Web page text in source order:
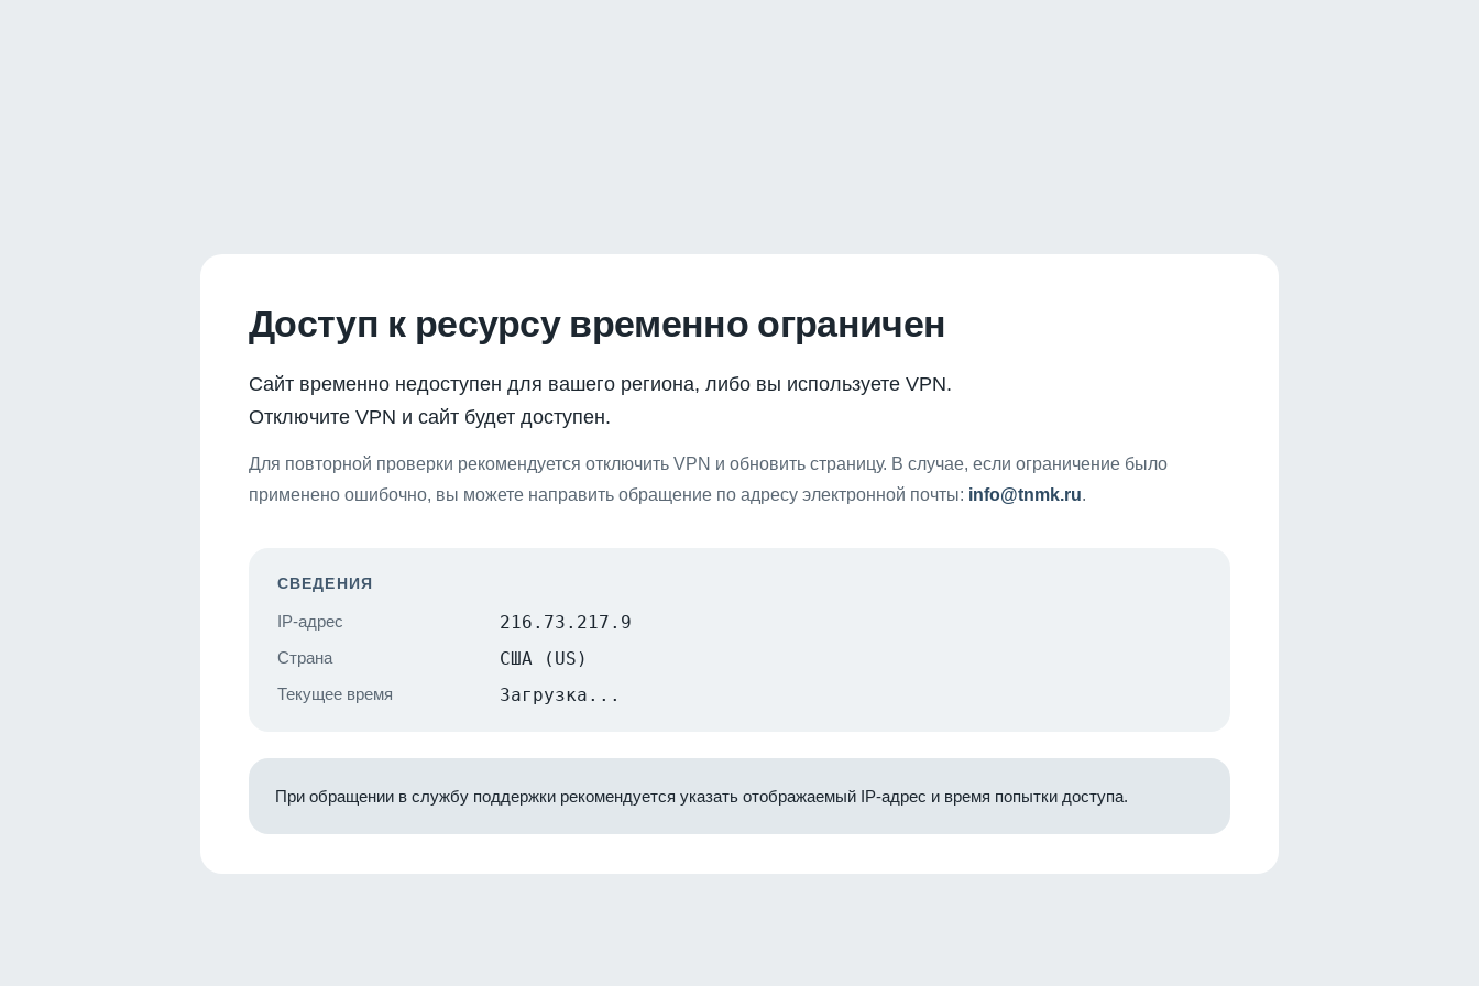
Доступ к ресурсу временно ограничен
Сайт временно недоступен для вашего региона, либо вы используете VPN.
Отключите VPN и сайт будет доступен.
Для повторной проверки рекомендуется отключить VPN и обновить страницу. В случае, если ограничение было
применено ошибочно, вы можете направить обращение по адресу электронной почты: info@tnmk.ru.
СВЕДЕНИЯ
IP-адрес 216.73.217.9
Страна США (US)
Текущее время Загрузка...
При обращении в службу поддержки рекомендуется указать отображаемый IP-адрес и время попытки доступа.